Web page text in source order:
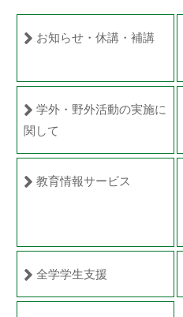
お知らせ・休講・補講
学外・野外活動の実施に
関して
教育情報サービス
全学学生支援